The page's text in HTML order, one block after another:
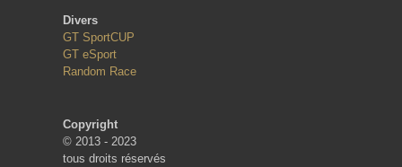
Divers
GT SportCUP
GT eSport
Random Race
Copyright
© 2013 - 2023
tous droits réservés